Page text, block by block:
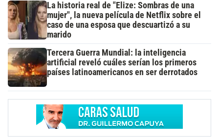
La historia real de "Elize: Sombras de una
mujer", la nueva película de Netflix sobre el
caso de una esposa que descuartizó a su
marido
Tercera Guerra Mundial: la inteligencia
artificial reveló cuáles serían los primeros
países latinoamericanos en ser derrotados